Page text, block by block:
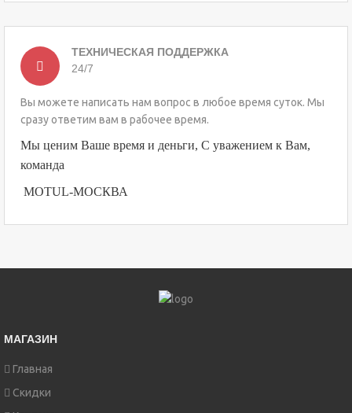
ТЕХНИЧЕСКАЯ ПОДДЕРЖКА
24/7
Вы можете написать нам вопрос в любое время суток. Мы
сразу ответим вам в рабочее время.
Мы ценим Ваше время и деньги, С уважением к Вам,
команда
MOTUL-МОСКВА
МАГАЗИН
Главная
Скидки